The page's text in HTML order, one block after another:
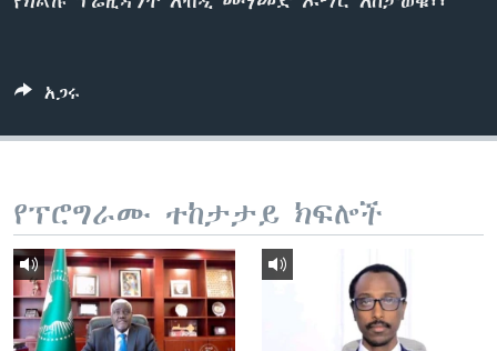
አጋሩ
የፕሮግራሙ ተከታታይ ክፍሎች